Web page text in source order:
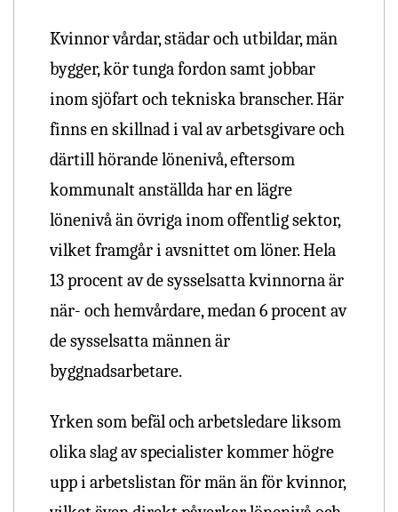
Kvinnor vårdar, städar och utbildar, män
bygger, kör tunga fordon samt jobbar
inom sjöfart och tekniska branscher. Här
finns en skillnad i val av arbetsgivare och
därtill hörande lönenivå, eftersom
kommunalt anställda har en lägre
lönenivå än övriga inom offentlig sektor,
vilket framgår i avsnittet om löner. Hela
13 procent av de sysselsatta kvinnorna är
när- och hemvårdare, medan 6 procent av
de sysselsatta männen är
byggnadsarbetare.
Yrken som befäl och arbetsledare liksom
olika slag av specialister kommer högre
upp i arbetslistan för män än för kvinnor,